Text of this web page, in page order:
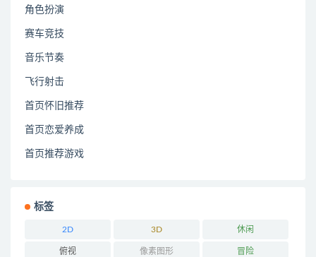
角色扮演
赛车竞技
音乐节奏
飞行射击
首页怀旧推荐
首页恋爱养成
首页推荐游戏
标签
2D 3D 休闲
俯视 像素图形 冒险